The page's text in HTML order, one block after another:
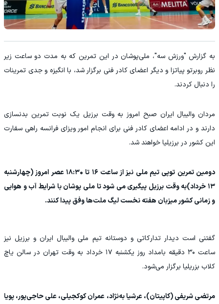
به گزارش "ورزش سه"، ملی‌پوشان در این تمرین که به مدت دو ساعت زیر
نظر روبرتو پیاتزا و دیگر اعضای کادر فنی برگزار شد، با انگیزه و جدی تمرینات
را دنبال کردند.
مردان والیبال ایران صبح امروز به وقت برزیل یک نوبت تمرین بدنسازی
دارند و در ادامه اعضای کادر فنی برای انجام امور ویزای فرانسه راهی سفارت
این کشور در برزیلیا خواهند شد.
دومین تمرین توپی تیم ملی نیز از ساعت ۱۶ تا ۱۸:۳۰ عصر امروز (چهارشنبه
۱۳ خرداد)به وقت برزیل پیگیری می شود تا ملی پوشان با شرایط آب و هوایی
و زمانی کشور میزبان هفته نخست لیگ ملت‌ها وفق پیدا کنند.
گفتنی است دیدار تدارکاتی و دوستانه تیم ملی والیبال ایران و برزیل نیز
ساعت ۳۰ دقیقه بامداد روز یکشنبه ۱۷ خرداد به وقت تهران در سالن یاچ
کلاب بزریلیا برگزار می‌شود.
مرتضی شریفی (کاپیتان)، عرشیا به‌نژاد، عمران کوکجیلی، علی حاجی‌پور، پویا